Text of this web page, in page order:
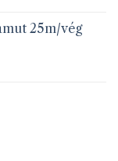
25m/vég